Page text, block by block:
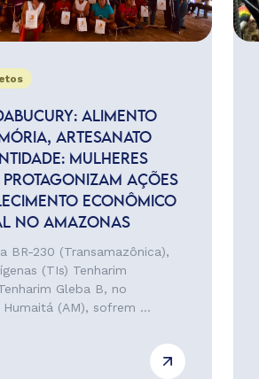
ALIMENTO
ARTESANATO
MULHERES
PROTAGONIZAM AÇÕES
ECONÔMICO
NO AMAZONAS
BR-230 (Transamazônica),
(TIs) Tenharim
Gleba B, no
(AM), sofrem ...